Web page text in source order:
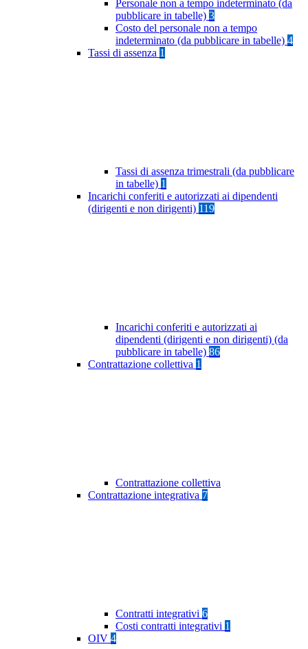
Personale non a tempo indeterminato (da
pubblicare in tabelle) 3
Costo del personale non a tempo
indeterminato (da pubblicare in tabelle) 4
Tassi di assenza 1
Tassi di assenza trimestrali (da pubblicare
in tabelle) 1
Incarichi conferiti e autorizzati ai dipendenti
(dirigenti e non dirigenti) 119
Incarichi conferiti e autorizzati ai
dipendenti (dirigenti e non dirigenti) (da
pubblicare in tabelle) 86
Contrattazione collettiva 1
Contrattazione collettiva
Contrattazione integrativa 7
Contratti integrativi 6
Costi contratti integrativi 1
OIV 4